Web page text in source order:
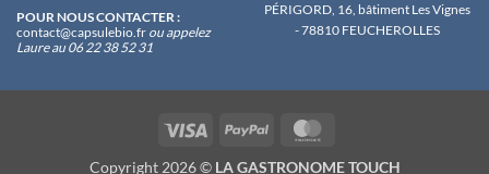
POUR NOUS CONTACTER :
contact@capsulebio.fr ou appelez
Laure au 06 22 38 52 31
PÉRIGORD, 16, bâtiment Les Vignes
- 78810 FEUCHEROLLES
Visa PayPal
Copyright 2026 © LA GASTRONOME TOUCH